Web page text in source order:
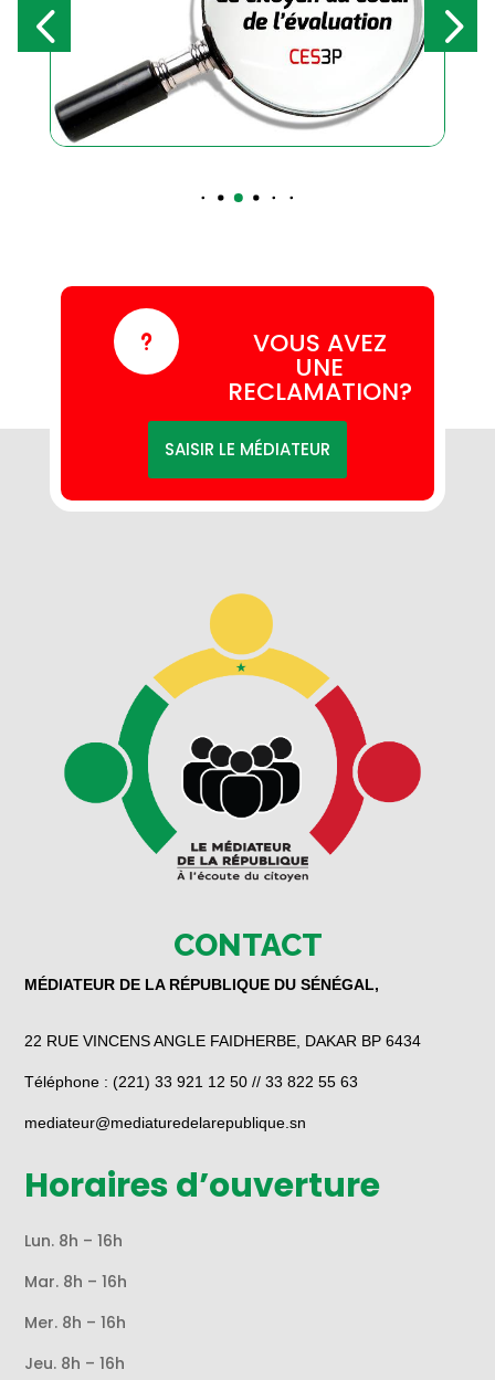
u VOUS AVEZ
UNE
RECLAMATION?
SAISIR LE MÉDIATEUR
CONTACT
MÉDIATEUR DE LA RÉPUBLIQUE DU SÉNÉGAL,
22 RUE VINCENS ANGLE FAIDHERBE, DAKAR BP 6434
Téléphone : (221) 33 921 12 50 // 33 822 55 63
mediateur@mediaturedelarepublique.sn
Horaires d’ouverture
Lun. 8h – 16h
Mar. 8h – 16h
Mer. 8h – 16h
Jeu. 8h – 16h